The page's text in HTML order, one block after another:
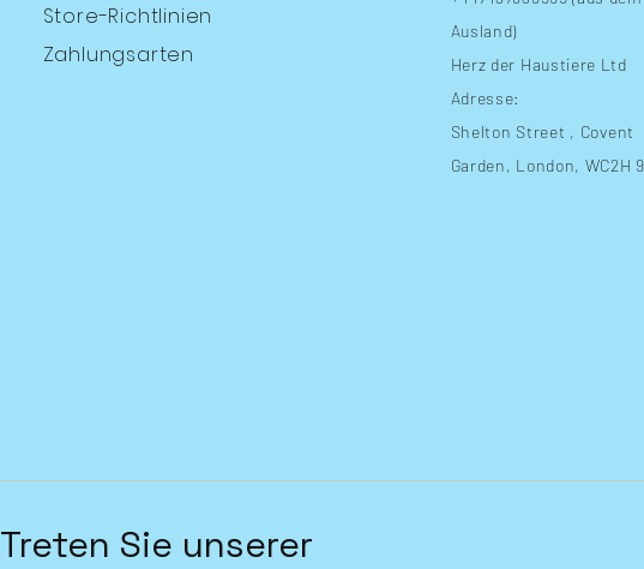
Store-Richtlinien
Zahlungsarten
Ausland)
Herz der Haustiere Ltd
Adresse:
Shelton Street , Covent
Garden, London, WC2H
Treten Sie unserer